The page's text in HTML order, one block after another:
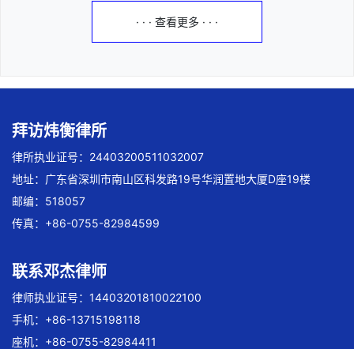
· · · 查看更多 · · ·
拜访炜衡律所
律所执业证号：24403200511032007
地址：广东省深圳市南山区科发路19号华润置地大厦D座19楼
邮编：518057
传真：+86-0755-82984599
联系邓杰律师
律师执业证号：14403201810022100
手机：+86-13715198118
座机：+86-0755-82984411